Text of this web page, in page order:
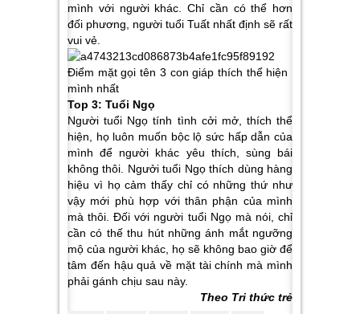
mình với người khác. Chỉ cần có thể hơn
đối phương, người tuổi Tuất nhất định sẽ rất
vui vẻ.
Top 3: Tuổi Ngọ
Người tuổi Ngọ tính tình cởi mở, thích thể
hiện, họ luôn muốn bộc lộ sức hấp dẫn của
mình để người khác yêu thích, sùng bái
không thôi. Ngưởi tuổi Ngọ thích dùng hàng
hiệu vì họ cảm thấy chỉ có những thứ như
vậy mới phù hợp với thân phận của mình
mà thôi. Đối với người tuổi Ngọ mà nói, chỉ
cần có thế thu hút những ánh mắt ngưỡng
mộ của người khác, họ sẽ không bao giờ để
tâm đến hậu quả về mặt tài chính mà mình
phải gánh chịu sau này.
Theo Tri thức trẻ